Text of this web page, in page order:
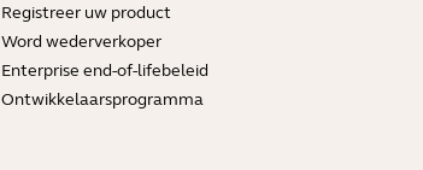
Registreer uw product
Word wederverkoper
Enterprise end-of-lifebeleid
Ontwikkelaarsprogramma